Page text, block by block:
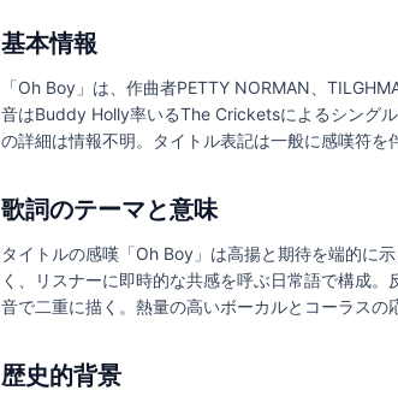
基本情報
「Oh Boy」は、作曲者PETTY NORMAN、
音はBuddy Holly率いるThe Cricketsによるシング
の詳細は情報不明。タイトル表記は一般に感嘆符を
歌詞のテーマと意味
タイトルの感嘆「Oh Boy」は高揚と期待を端的に
く、リスナーに即時的な共感を呼ぶ日常語で構成
音で二重に描く。熱量の高いボーカルとコーラスの
歴史的背景